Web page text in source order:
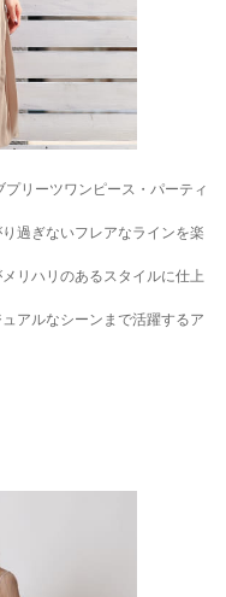
リーツワンピース・パーティ
過ぎないフレアなラインを楽
リハリのあるスタイルに仕上
アルなシーンまで活躍するア